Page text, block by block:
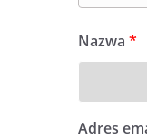
Nazwa *
Adres